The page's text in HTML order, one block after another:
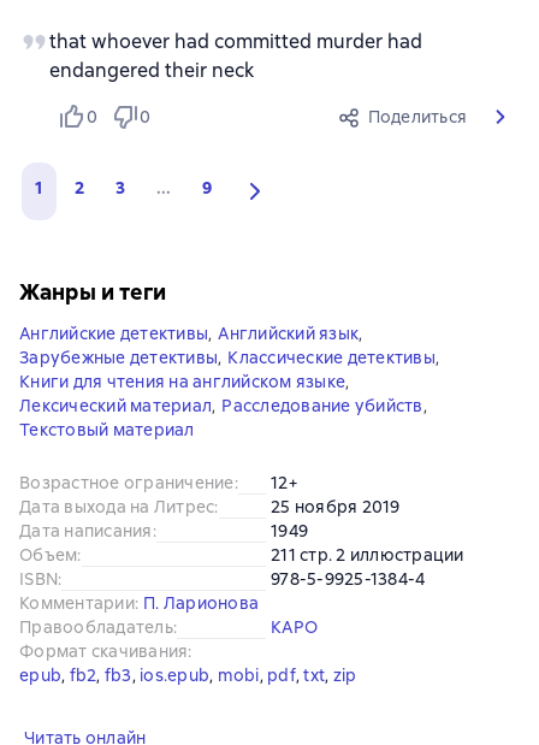
that whoever had committed murder had
endangered their neck
0 0 Поделиться
1 2 3 ... 9
Жанры и теги
Английские детективы, Английский язык,
Зарубежные детективы, Классические детективы,
Книги для чтения на английском языке,
Лексический материал, Расследование убийств,
Текстовый материал
Возрастное ограничение:
12+
Дата выхода на Литрес:
25 ноября 2019
Дата написания:
1949
Объем:
211 стр. 2 иллюстрации
ISBN:
978-5-9925-1384-4
Комментарии: П. Ларионова
Правообладатель:
КАРО
Формат скачивания:
epub, fb2, fb3, ios.epub, mobi, pdf, txt, zip
Читать онлайн